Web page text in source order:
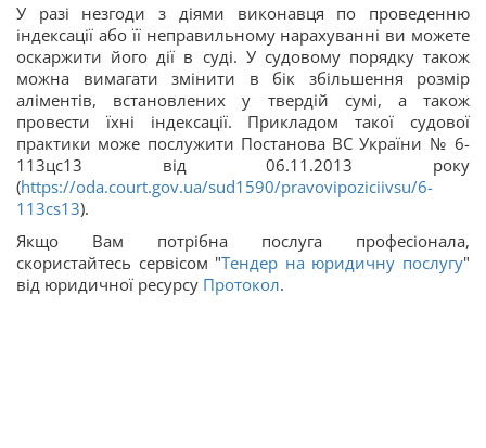
У разі незгоди з діями виконавця по проведенню
індексації або її неправильному нарахуванні ви можете
оскаржити його дії в суді. У судовому порядку також
можна вимагати змінити в бік збільшення розмір
аліментів, встановлених у твердій сумі, а також
провести їхні індексації. Прикладом такої судової
практики може послужити Постанова ВС України № 6-
113цс13 від 06.11.2013 року
(https://oda.court.gov.ua/sud1590/pravovipoziciivsu/6-
113cs13).
Якщо Вам потрібна послуга професіонала,
скористайтесь сервісом "Тендер на юридичну послугу"
від юридичної ресурсу Протокол.